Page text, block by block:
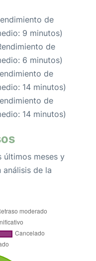
de
9 minutos)
de
6 minutos)
de
14 minutos)
de
14 minutos)
últimos meses y
de la